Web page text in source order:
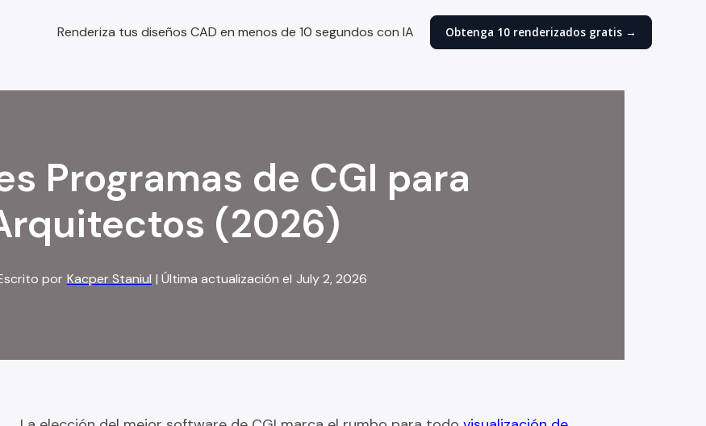
Renderiza tus diseños CAD en menos de 10 segundos con IA Obtenga 10 renderizados gratis →
Programas de CGI para
(2026)
por Kacper Staniul | Última actualización el July 2, 2026